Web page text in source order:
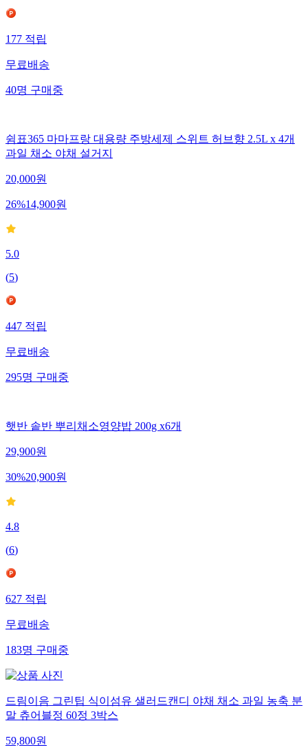
177적립
무료배송
40명구매중
쉼표365 마마프랑 대용량 주방세제 스위트 허브향 2.5L x 4개
과일 채소 야채 설거지
20,000원
26%14,900원
5.0
(5)
447적립
무료배송
295명구매중
햇반 솥반 뿌리채소영양밥 200g x6개
29,900원
30%20,900원
4.8
(6)
627적립
무료배송
183명구매중
드림이음 그린팁 식이섬유 샐러드캔디 야채 채소 과일 농축 분
말 츄어블정 60정 3박스
59,800원